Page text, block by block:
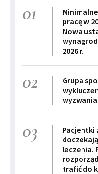
01
pracę w
Nowa
2026 r.
02
Grupa
03
Pacjentki
leczenia.
trafić do